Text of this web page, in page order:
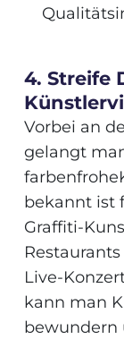
4. Streife
Vorbei an
gelangt
bekannt ist
Graffiti-
Live-
kann man
bewundern